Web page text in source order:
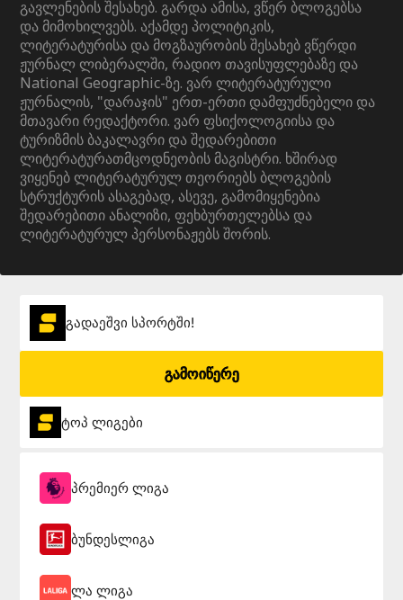
გავლენების შესახებ. გარდა ამისა, ვწერ ბლოგებსა
და მიმოხილვებს. აქამდე პოლიტიკის,
ლიტერატურისა და მოგზაურობის შესახებ ვწერდი
ჟურნალ ლიბერალში, რადიო თავისუფლებაზე და
National Geographic-ზე. ვარ ლიტერატურული
ჟურნალის, "დარაჯის" ერთ-ერთი დამფუძნებელი და
მთავარი რედაქტორი. ვარ ფსიქოლოგიისა და
ტურიზმის ბაკალავრი და შედარებითი
ლიტერატურათმცოდნეობის მაგისტრი. ხშირად
ვიყენებ ლიტერატურულ თეორიებს ბლოგების
სტრუქტურის ასაგებად, ასევე, გამომიყენებია
შედარებითი ანალიზი, ფეხბურთელებსა და
ლიტერატურულ პერსონაჟებს შორის.
გადაეშვი სპორტში!
გამოიწერე
ტოპ ლიგები
პრემიერ ლიგა
ბუნდესლიგა
ლა ლიგა